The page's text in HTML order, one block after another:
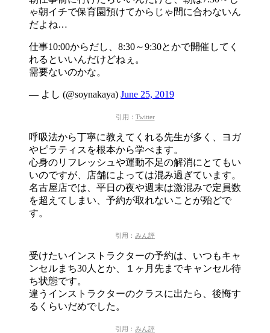
ゃ朝イチで保育園預けてからじゃ間に合わないん
だよね…
仕事10:00からだし、8:30～9:30とかで開催してく
れるといいんだけどねぇ。
需要ないのかな。
— よし (@soynakaya) June 25, 2019
引用： Twitter
呼吸法から丁寧に教えてくれる先生が多く、ヨガ
やピラティスを根本から学べます。
心身のリフレッシュや運動不足の解消にとてもい
いのですが、店舗によっては混み過ぎています。
名古屋店では、平日の夜や週末は激混みで定員数
を超えてしまい、予約が取れないことが殆どで
す。
引用： みん評
受けたいインストラクターの予約は、いつもキャ
ンセルまち30人とか、１ヶ月先までキャンセル待
ち状態です。
違うインストラクターのクラスに出たら、後悔す
るくらいだめでした。
引用： みん評